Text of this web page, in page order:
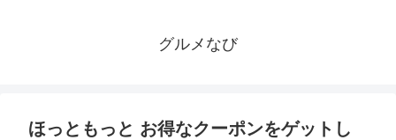
グルメなび
ほっともっと お得なクーポンをゲットし